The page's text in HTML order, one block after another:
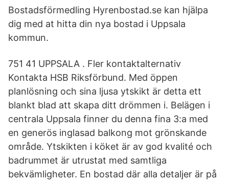
Bostadsförmedling Hyrenbostad.se kan hjälpa
dig med at hitta din nya bostad i Uppsala
kommun.
751 41 UPPSALA . Fler kontaktalternativ
Kontakta HSB Riksförbund. Med öppen
planlösning och sina ljusa ytskikt är detta ett
blankt blad att skapa ditt drömmen i. Belägen i
centrala Uppsala finner du denna fina 3:a med
en generös inglasad balkong mot grönskande
område. Ytskikten i köket är av god kvalité och
badrummet är utrustat med samtliga
bekvämligheter. En bostad där alla detaljer är på